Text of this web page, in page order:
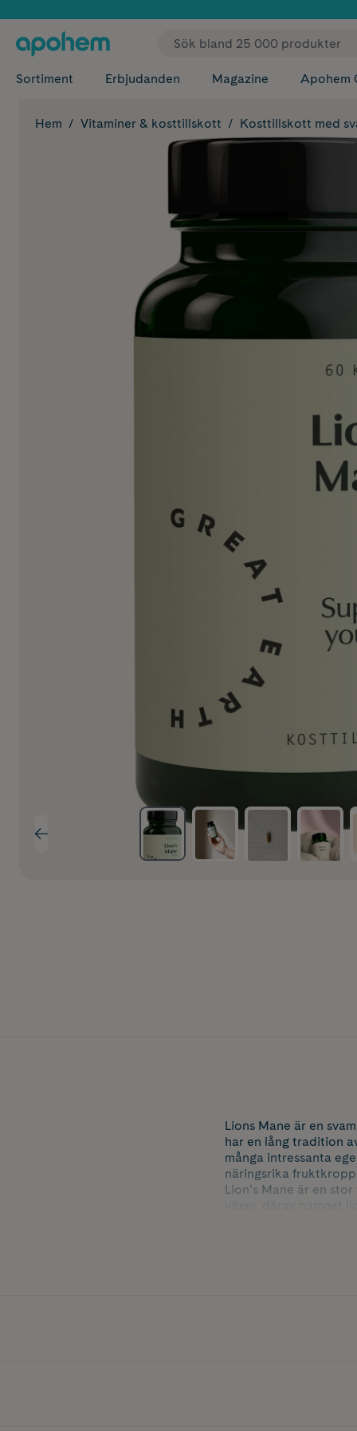
Sortiment Erbjudanden Magazine Apohem
Hem Vitaminer & kosttillskott Kosttillskott med
Lions Mane är en
har en lång tradition
många intressanta
näringsrika
Lion’s Mane är en